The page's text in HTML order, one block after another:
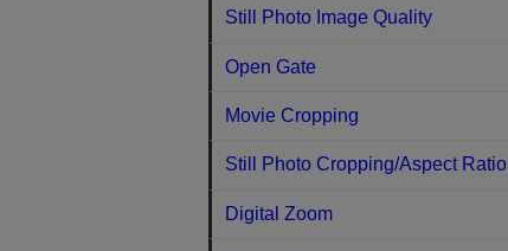
Still Photo Image Quality
Open Gate
Movie Cropping
Still Photo Cropping/Aspect Ratio
Digital Zoom